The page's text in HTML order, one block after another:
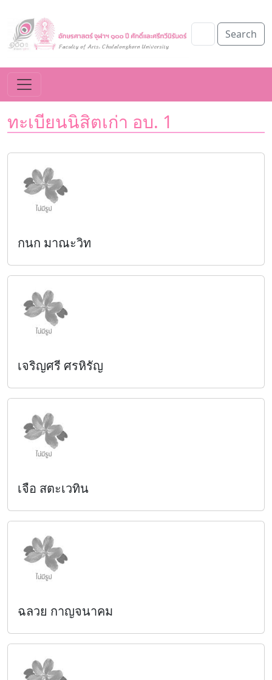
Search
ทะเบียนนิสิตเก่า อบ. 1
กนก มาณะวิท
เจริญศรี ศรหิรัญ
เจือ สตะเวทิน
ฉลวย กาญจนาคม